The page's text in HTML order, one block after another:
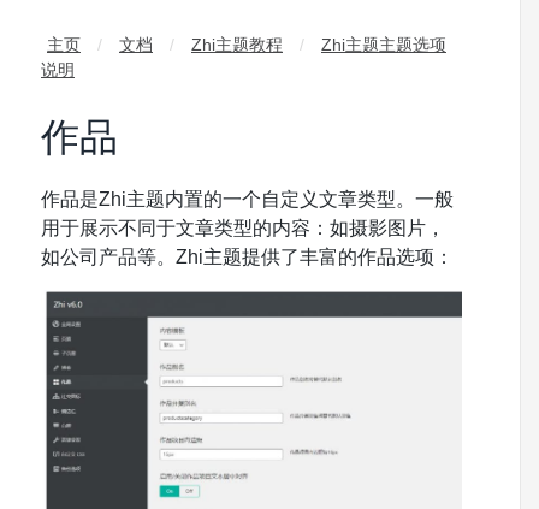
主页 / 文档 / Zhi主题教程 /
Zhi主题主题选项
说明
作品
作品是Zhi主题内置的一个自定义文章类型。一般
用于展示不同于文章类型的内容：如摄影图片，
如公司产品等。Zhi主题提供了丰富的作品选项：